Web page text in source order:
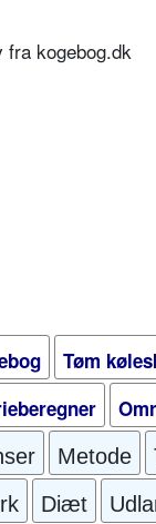
fra kogebog.dk
Tøm
Metode
Diæt